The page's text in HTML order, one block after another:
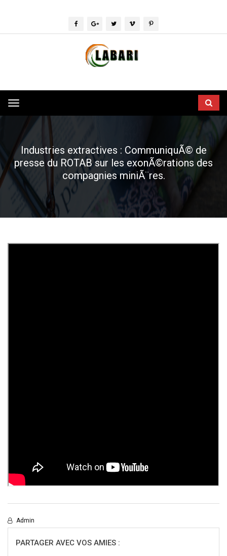
Toggle
navigation
Industries extractives : CommuniquÃ© de
presse du ROTAB sur les exonÃ©rations des
compagnies miniÃ¨res.
Admin
PARTAGER AVEC VOS AMIES :